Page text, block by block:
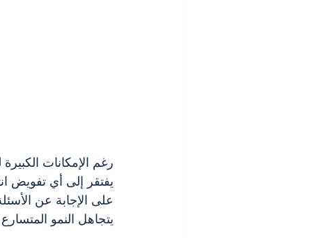
رغم الإمكانات
يفتقر إلى أي تفويض
على الإجابة عن
يتجاهل النمو